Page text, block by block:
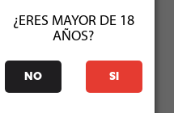
¿ERES MAYOR DE 18
AÑOS?
NO SI